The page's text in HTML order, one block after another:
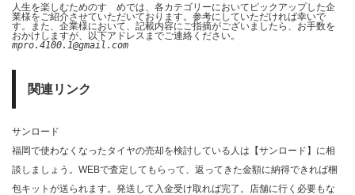
人生を楽しむためのすゝめでは、各カテゴリーにおいてピックアップした企
業様をご紹介させていただいております。参考にしていただければ幸いで
す。また、企業様において、記載内容にご指摘がございましたら、お手数を
おかけしますが、以下アドレスまでご連絡ください。
mpro.4100.1@gmail.com
関連リンク
サンロード
福岡で使わなくなったタイヤの売却を検討している人は【サンロード】に相
談しましょう。WEBで査定してもらって、返ってきた金額に納得できれば梱
包キットが送られます。発送して入金受け取れば完了。店舗に行く必要もな